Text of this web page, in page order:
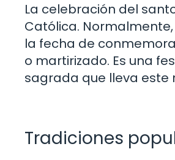
La celebración del
Católica.
la fecha de
o martirizado. Es una
sagrada que lleva este
Tradiciones